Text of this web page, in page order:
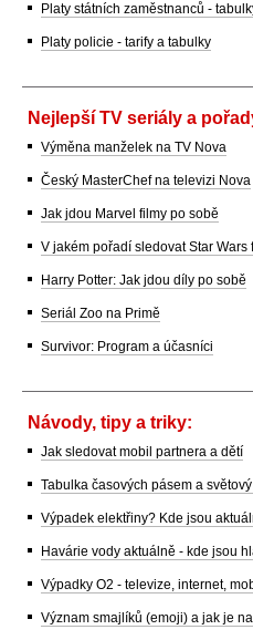
Platy státních zaměstnanců -
Platy policie - tarify a tabulky
Nejlepší TV seriály a
Výměna manželek na TV Nova
Český MasterChef na televizi Nova
Jak jdou Marvel filmy po sobě
V jakém pořadí sledovat Star Wars
Harry Potter: Jak jdou díly po sobě
Seriál Zoo na Primě
Survivor: Program a účasníci
Návody, tipy a triky:
Jak sledovat mobil partnera a dětí
Tabulka časových pásem a
Výpadek elektřiny? Kde jsou
Havárie vody aktuálně - kde jsou
Výpadky O2 - televize, internet,
Význam smajlíků (emoji) a jak je